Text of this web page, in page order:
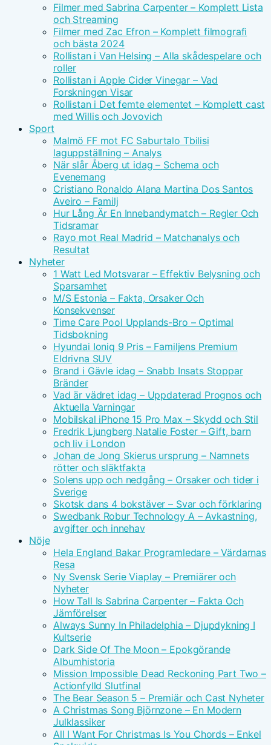
Filmer med Sabrina Carpenter – Komplett Lista
och Streaming
Filmer med Zac Efron – Komplett filmografi
och bästa 2024
Rollistan i Van Helsing – Alla skådespelare och
roller
Rollistan i Apple Cider Vinegar – Vad
Forskningen Visar
Rollistan i Det femte elementet – Komplett cast
med Willis och Jovovich
Sport
Malmö FF mot FC Saburtalo Tbilisi
laguppställning – Analys
När slår Åberg ut idag – Schema och
Evenemang
Cristiano Ronaldo Alana Martina Dos Santos
Aveiro – Familj
Hur Lång Är En Innebandymatch – Regler Och
Tidsramar
Rayo mot Real Madrid – Matchanalys och
Resultat
Nyheter
1 Watt Led Motsvarar – Effektiv Belysning och
Sparsamhet
M/S Estonia – Fakta, Orsaker Och
Konsekvenser
Time Care Pool Upplands-Bro – Optimal
Tidsbokning
Hyundai Ioniq 9 Pris – Familjens Premium
Eldrivna SUV
Brand i Gävle idag – Snabb Insats Stoppar
Bränder
Vad är vädret idag – Uppdaterad Prognos och
Aktuella Varningar
Mobilskal iPhone 15 Pro Max – Skydd och Stil
Fredrik Ljungberg Natalie Foster – Gift, barn
och liv i London
Johan de Jong Skierus ursprung – Namnets
rötter och släktfakta
Solens upp och nedgång – Orsaker och tider i
Sverige
Skotsk dans 4 bokstäver – Svar och förklaring
Swedbank Robur Technology A – Avkastning,
avgifter och innehav
Nöje
Hela England Bakar Programledare – Värdarnas
Resa
Ny Svensk Serie Viaplay – Premiärer och
Nyheter
How Tall Is Sabrina Carpenter – Fakta Och
Jämförelser
Always Sunny In Philadelphia – Djupdykning I
Kultserie
Dark Side Of The Moon – Epokgörande
Albumhistoria
Mission Impossible Dead Reckoning Part Two –
Actionfylld Slutfinal
The Bear Season 5 – Premiär och Cast Nyheter
A Christmas Song Björnzone – En Modern
Julklassiker
All I Want For Christmas Is You Chords – Enkel